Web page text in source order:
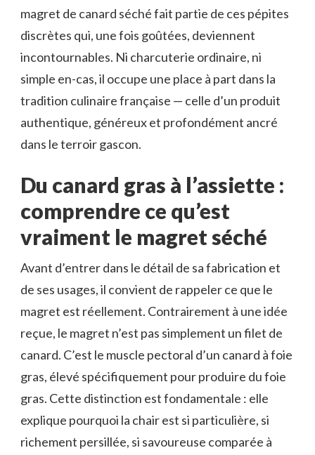
magret de canard séché fait partie de ces pépites
discrètes qui, une fois goûtées, deviennent
incontournables. Ni charcuterie ordinaire, ni
simple en-cas, il occupe une place à part dans la
tradition culinaire française — celle d’un produit
authentique, généreux et profondément ancré
dans le terroir gascon.
Du canard gras à l’assiette :
comprendre ce qu’est
vraiment le magret séché
Avant d’entrer dans le détail de sa fabrication et
de ses usages, il convient de rappeler ce que le
magret est réellement. Contrairement à une idée
reçue, le magret n’est pas simplement un filet de
canard. C’est le muscle pectoral d’un canard à foie
gras, élevé spécifiquement pour produire du foie
gras. Cette distinction est fondamentale : elle
explique pourquoi la chair est si particulière, si
richement persillée, si savoureuse comparée à